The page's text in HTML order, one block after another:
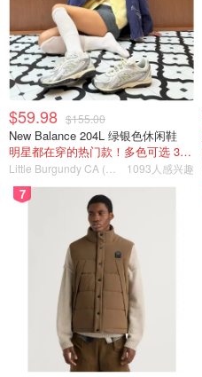
$59.98 $155.00
New Balance 204L 绿银色休闲鞋
明星都在穿的热门款！多色可选 3.8折
1093人感兴趣
7